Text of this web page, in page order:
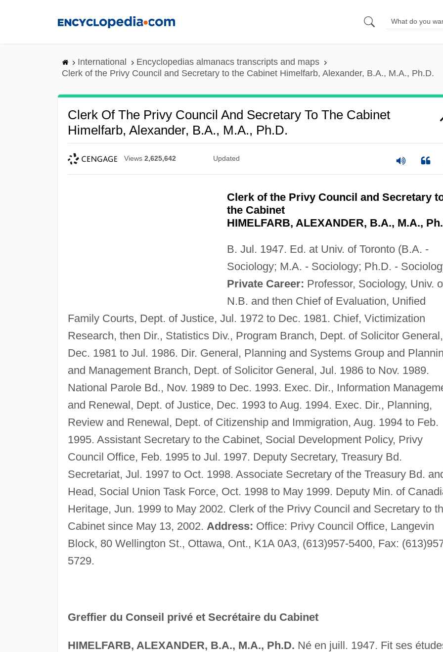
International
Encyclopedias almanacs transcripts and maps
Clerk of the Privy Council and Secretary to the Cabinet Himelfarb, Alexander, B.A., M.A., Ph.D.
Clerk Of The Privy Council And Secretary To The Cabinet
Himelfarb, Alexander, B.A., M.A., Ph.D.
Views 2,625,642 Updated
Clerk of the Privy Council and Secretary
the Cabinet
HIMELFARB, ALEXANDER, B.A., M.A.,
B. Jul. 1947. Ed. at Univ. of Toronto (B.A. -
Sociology; M.A. - Sociology; Ph.D. -
Private Career: Professor, Sociology, Univ.
N.B. and then Chief of Evaluation, Unified
Family Courts, Dept. of Justice, Jul. 1972 to Dec. 1981. Chief, Victimization
Research, then Dir., Statistics Div., Program Branch, Dept. of Solicitor General,
Dec. 1981 to Jul. 1986. Dir. General, Planning and Systems Group and
and Management Branch, Dept. of Solicitor General, Jul. 1986 to Nov. 1989.
National Parole Bd., Nov. 1989 to Dec. 1993. Exec. Dir., Information
and Renewal, Dept. of Justice, Dec. 1993 to Aug. 1994. Exec. Dir., Planning,
Review and Renewal, Dept. of Citizenship and Immigration, Aug. 1994 to Feb.
1995. Assistant Secretary to the Cabinet, Social Development Policy, Privy
Council Office, Feb. 1995 to Jul. 1997. Deputy Secretary, Treasury Bd.
Secretariat, Jul. 1997 to Oct. 1998. Associate Secretary of the Treasury Bd.
Head, Social Union Task Force, Oct. 1998 to May 1999. Deputy Min. of
Heritage, Jun. 1999 to May 2002. Clerk of the Privy Council and Secretary to
Cabinet since May 13, 2002. Address: Office: Privy Council Office, Langevin
Block, 80 Wellington St., Ottawa, Ont., K1A 0A3, (613)957-5400, Fax:
5729.
Greffier du Conseil privé et Secrétaire du Cabinet
HIMELFARB, ALEXANDER, B.A., M.A., Ph.D. Né en juill. 1947. Fit ses